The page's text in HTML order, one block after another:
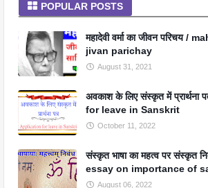
POPULAR POSTS
महादेवी वर्मा का जीवन परिचय /
jivan parichay
August 31, 2021
अवकाश के लिए संस्कृत में
for leave in Sanskrit
October 11, 2022
संस्कृत भाषा का महत्व पर संस्कृत
essay on importance of
August 06, 2022